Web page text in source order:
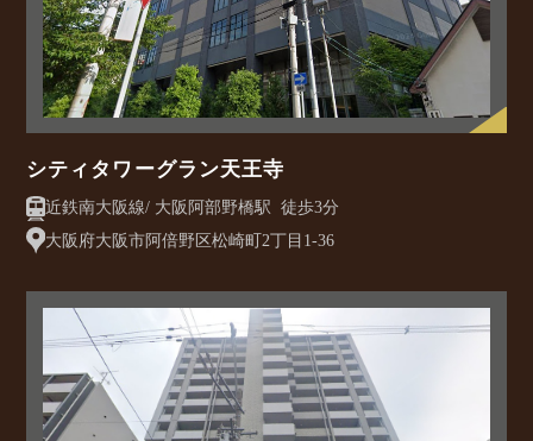
シティタワーグラン天王寺
近鉄南大阪線/ 大阪阿部野橋駅 徒歩3分
大阪府大阪市阿倍野区松崎町2丁目1-36